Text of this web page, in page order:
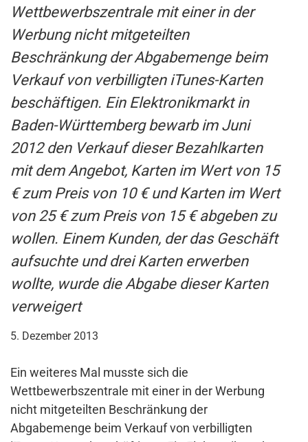
Wettbewerbszentrale mit einer in der
Werbung nicht mitgeteilten
Beschränkung der Abgabemenge beim
Verkauf von verbilligten iTunes-Karten
beschäftigen. Ein Elektronikmarkt in
Baden-Württemberg bewarb im Juni
2012 den Verkauf dieser Bezahlkarten
mit dem Angebot, Karten im Wert von 15
€ zum Preis von 10 € und Karten im Wert
von 25 € zum Preis von 15 € abgeben zu
wollen. Einem Kunden, der das Geschäft
aufsuchte und drei Karten erwerben
wollte, wurde die Abgabe dieser Karten
verweigert
5. Dezember 2013
Ein weiteres Mal musste sich die
Wettbewerbszentrale mit einer in der Werbung
nicht mitgeteilten Beschränkung der
Abgabemenge beim Verkauf von verbilligten